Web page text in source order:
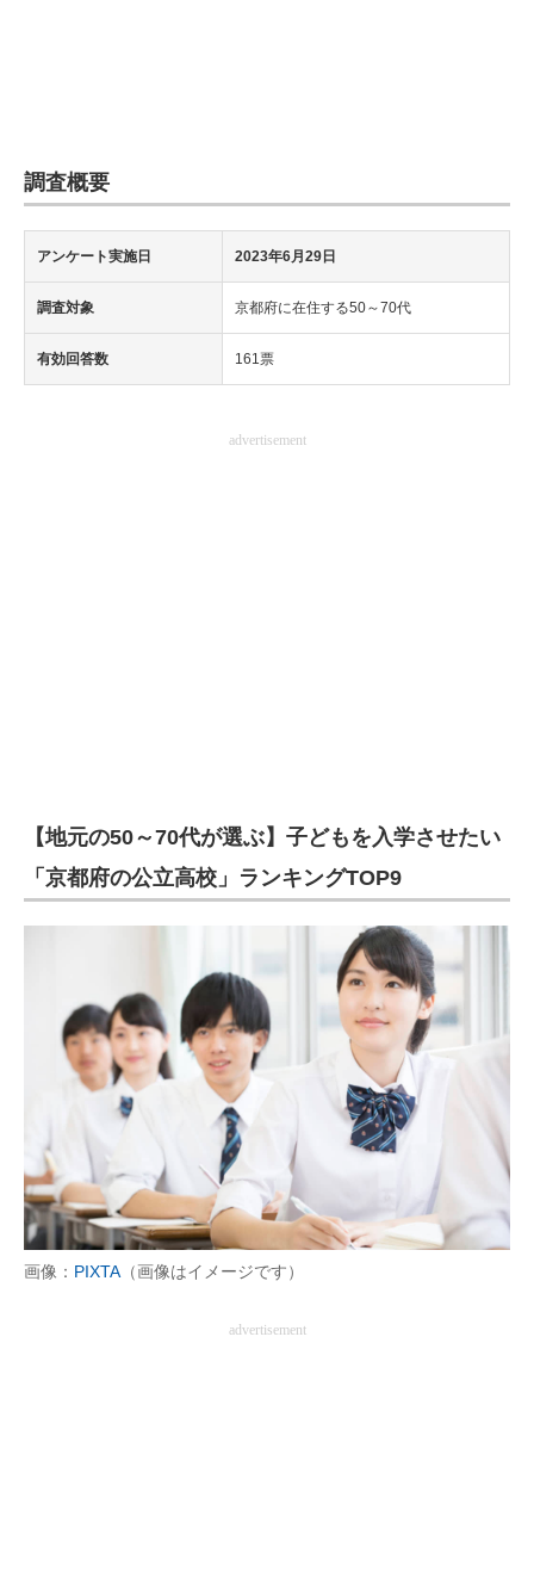
ちょっと気になるネットの話題
調査概要
アンケート実施日 2023年6月29日
調査対象 京都府に在住する50～70代
有効回答数 161票
advertisement
【地元の50～70代が選ぶ】子どもを入学させたい
「京都府の公立高校」ランキングTOP9
画像： PIXTA（画像はイメージです）
advertisement